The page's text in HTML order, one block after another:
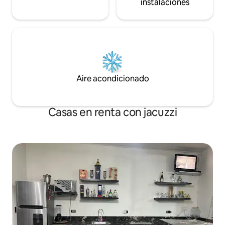
instalaciones
Aire acondicionado
Casas en renta con jacuzzi